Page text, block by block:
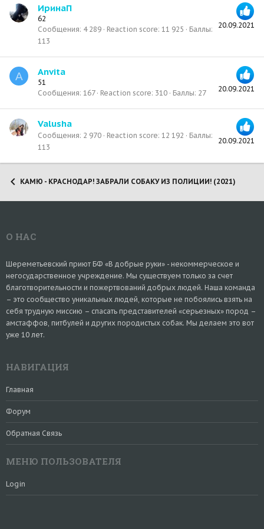
20.09.2021
ИринаП
62
Сообщения 4 289 Reaction score 11 925
Баллы
113
A
20.09.2021
Anvita
51
Сообщения 167 Reaction score 310 Баллы 27
20.09.2021
Valusha
Сообщения 2 970 Reaction score 12 192
Баллы
113
КАМЮ - КРАСНОДАР! ЗАБРАЛИ СОБАКУ ИЗ ПОЛИЦИИ! (2021)
О НАС
Шереметьевский приют БФ «В добрые руки» - некоммерческое и
негосударственное учреждение. Мы существуем только за счет
благотворительности и пожертвований добрых людей. Наша команда
– это сообщество уникальных людей, которые не побоялись взять на
себя трудную миссию – спасать представителей «серьезных» пород –
амстаффов, питбулей и других породистых собак. Мы делаем это вот
уже 10 лет.
НАВИГАЦИЯ
Главная
Форум
Обратная Связь
МЕНЮ ПОЛЬЗОВАТЕЛЯ
Login